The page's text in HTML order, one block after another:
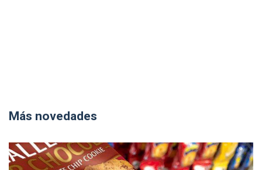
Más novedades